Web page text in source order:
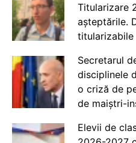
Titularizare
așteptările.
titularizabile
Secretarul
disciplinele
o criză de
de maiștri-
Elevii de